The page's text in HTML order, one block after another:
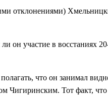
отклонениями)
он участие в восстаниях
что он занимал
Чигиринским. Тот факт,